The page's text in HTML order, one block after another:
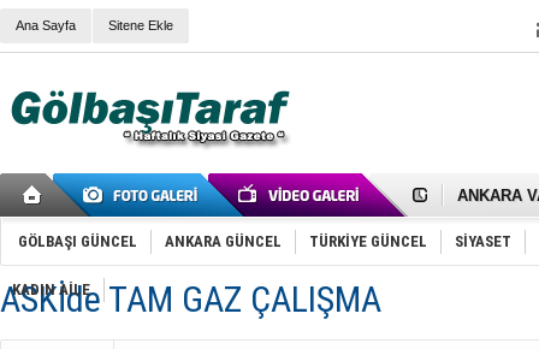
Ana Sayfa Sitene Ekle
Cemal
Samet
FAİZ
GÖLBAŞI GÜNCEL ANKARA GÜNCEL TÜRKİYE GÜNCEL SİYASET
KADIN AİLE
ASKİde TAM GAZ ÇALIŞMA